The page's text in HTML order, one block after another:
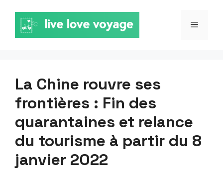
contenu
MENU
La Chine rouvre ses
frontières : Fin des
quarantaines et relance
du tourisme à partir du 8
janvier 2022